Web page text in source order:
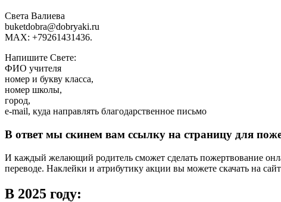
Света Валиева
buketdobra@dobryaki.ru
MAX: +79261431436.
Напишите Свете:
ФИО учителя
номер и букву класса,
номер школы,
город,
e-mail, куда направлять благодарственное письмо
В ответ мы скинем вам ссылку на страницу для
И каждый желающий родитель сможет сделать пожертвование
переводе. Наклейки и атрибутику акции вы можете скачать на
В 2025 году: